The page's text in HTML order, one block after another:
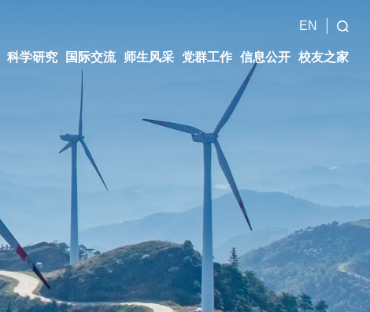
EN
科学研究 国际交流 师生风采 党群工作 信息公开 校友之家